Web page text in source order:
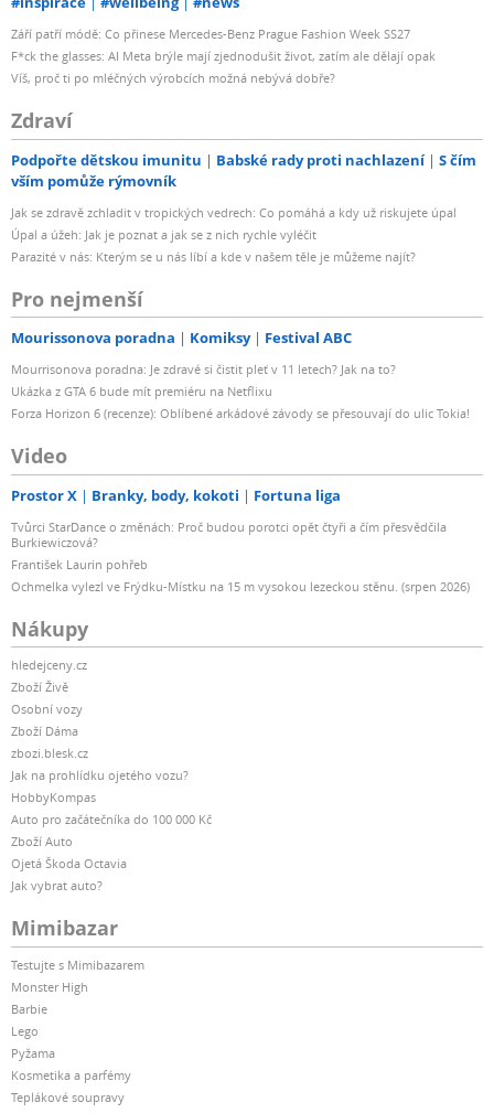
Září patří módě: Co přinese Mercedes-Benz Prague Fashion Week SS27
F*ck the glasses: AI Meta brýle mají zjednodušit život, zatím ale dělají opak
Víš, proč ti po mléčných výrobcích možná nebývá dobře?
Zdraví
Podpořte dětskou imunitu Babské rady proti nachlazení
S čím
vším pomůže rýmovník
Jak se zdravě zchladit v tropických vedrech: Co pomáhá a kdy už riskujete úpal
Úpal a úžeh: Jak je poznat a jak se z nich rychle vyléčit
Parazité v nás: Kterým se u nás líbí a kde v našem těle je můžeme najít?
Pro nejmenší
Mourissonova poradna Komiksy Festival ABC
Mourrisonova poradna: Je zdravé si čistit pleť v 11 letech? Jak na to?
Ukázka z GTA 6 bude mít premiéru na Netflixu
Forza Horizon 6 (recenze): Oblíbené arkádové závody se přesouvají do ulic Tokia!
Video
Prostor X Branky, body, kokoti Fortuna liga
Tvůrci StarDance o změnách: Proč budou porotci opět čtyři a čím přesvědčila
Burkiewiczová?
František Laurin pohřeb
Ochmelka vylezl ve Frýdku-Místku na 15 m vysokou lezeckou stěnu. (srpen 2026)
Nákupy
hledejceny.cz
Zboží Živě
Osobní vozy
Zboží Dáma
zbozi.blesk.cz
Jak na prohlídku ojetého vozu?
HobbyKompas
Auto pro začátečníka do 100 000 Kč
Zboží Auto
Ojetá Škoda Octavia
Jak vybrat auto?
Mimibazar
Testujte s Mimibazarem
Monster High
Barbie
Lego
Pyžama
Kosmetika a parfémy
Teplákové soupravy